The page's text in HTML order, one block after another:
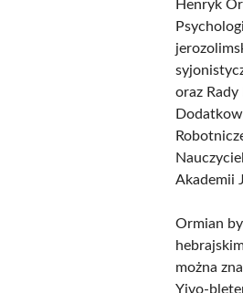
Henryk
oraz
Akademii
Ormian
można
Yivo-